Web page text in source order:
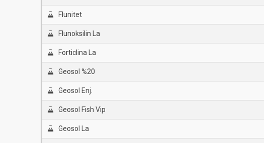
Flunitet
Flunoksilin La
Forticlina La
Geosol %20
Geosol Enj.
Geosol Fish Vip
Geosol La